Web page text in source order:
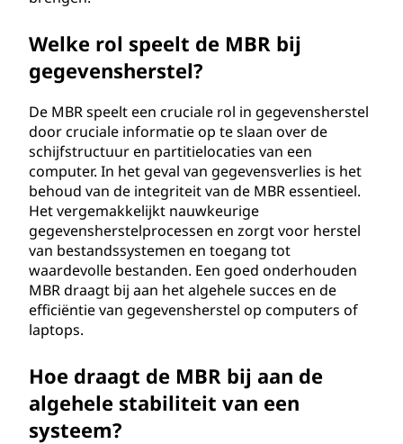
Welke rol speelt de MBR bij
gegevensherstel?
De MBR speelt een cruciale rol in gegevensherstel
door cruciale informatie op te slaan over de
schijfstructuur en partitielocaties van een
computer. In het geval van gegevensverlies is het
behoud van de integriteit van de MBR essentieel.
Het vergemakkelijkt nauwkeurige
gegevensherstelprocessen en zorgt voor herstel
van bestandssystemen en toegang tot
waardevolle bestanden. Een goed onderhouden
MBR draagt bij aan het algehele succes en de
efficiëntie van gegevensherstel op computers of
laptops.
Hoe draagt de MBR bij aan de
algehele stabiliteit van een
systeem?